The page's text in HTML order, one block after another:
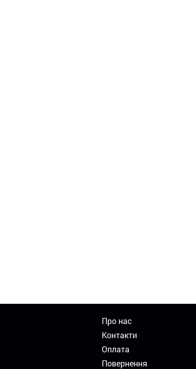
Про нас
Контакти
Оплата
Повернення